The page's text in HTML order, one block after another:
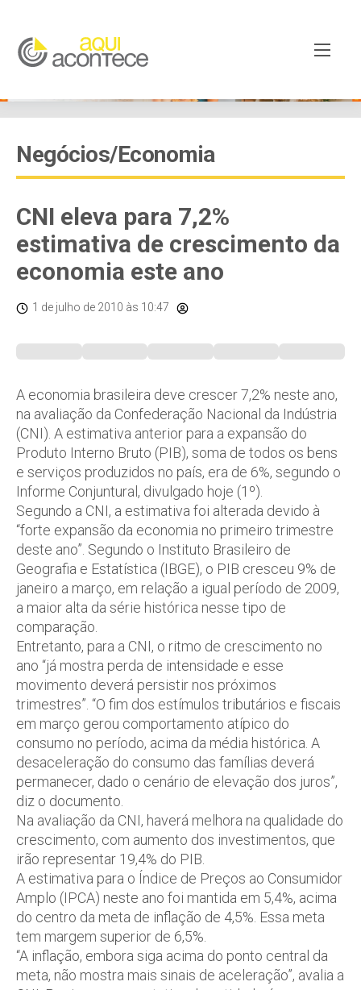
Negócios/Economia
CNI eleva para 7,2%
estimativa de crescimento da
economia este ano
1 de julho de 2010 às 10:47
A economia brasileira deve crescer 7,2% neste ano,
na avaliação da Confederação Nacional da Indústria
(CNI). A estimativa anterior para a expansão do
Produto Interno Bruto (PIB), soma de todos os bens
e serviços produzidos no país, era de 6%, segundo o
Informe Conjuntural, divulgado hoje (1º).
Segundo a CNI, a estimativa foi alterada devido à
“forte expansão da economia no primeiro trimestre
deste ano”. Segundo o Instituto Brasileiro de
Geografia e Estatística (IBGE), o PIB cresceu 9% de
janeiro a março, em relação a igual período de 2009,
a maior alta da série histórica nesse tipo de
comparação.
Entretanto, para a CNI, o ritmo de crescimento no
ano “já mostra perda de intensidade e esse
movimento deverá persistir nos próximos
trimestres”. “O fim dos estímulos tributários e fiscais
em março gerou comportamento atípico do
consumo no período, acima da média histórica. A
desaceleração do consumo das famílias deverá
permanecer, dado o cenário de elevação dos juros”,
diz o documento.
Na avaliação da CNI, haverá melhora na qualidade do
crescimento, com aumento dos investimentos, que
irão representar 19,4% do PIB.
A estimativa para o Índice de Preços ao Consumidor
Amplo (IPCA) neste ano foi mantida em 5,4%, acima
do centro da meta de inflação de 4,5%. Essa meta
tem margem superior de 6,5%.
“A inflação, embora siga acima do ponto central da
meta, não mostra mais sinais de aceleração”, avalia a